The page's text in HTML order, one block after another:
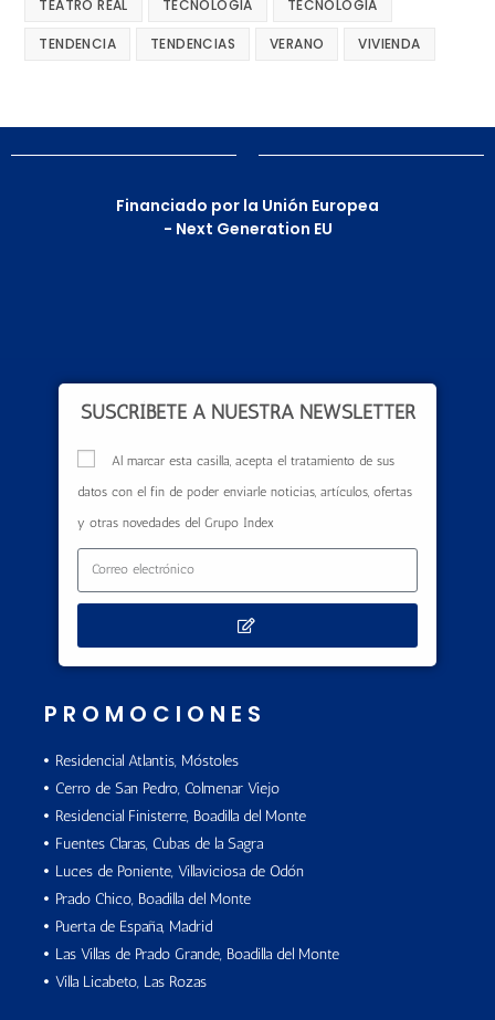
TEATRO REAL TECNOLOGIA TECNOLOGÍA
TENDENCIA TENDENCIAS VERANO VIVIENDA
Financiado por la Unión Europea
- Next Generation EU
SUSCRÍBETE A NUESTRA NEWSLETTER
Al marcar esta casilla, acepta el tratamiento de sus
datos con el fin de poder enviarle noticias, artículos, ofertas
y otras novedades del Grupo Index
PROMOCIONES
Residencial Atlantis, Móstoles
Cerro de San Pedro, Colmenar Viejo
Residencial Finisterre, Boadilla del Monte
Fuentes Claras, Cubas de la Sagra
Luces de Poniente, Villaviciosa de Odón
Prado Chico, Boadilla del Monte
Puerta de España, Madrid
Las Villas de Prado Grande, Boadilla del Monte
Villa Licabeto, Las Rozas